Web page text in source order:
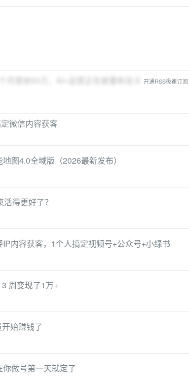
月营收50万，AI+运营正在被重新定义 开通RSS极速订阅
微信内容获客
图4.0全域版（2026最新发布）
得更好了？
内容获客，1个人搞定视频号+公众号+小绿书
周变现了1万+
始赚钱了
做号第一天就定了